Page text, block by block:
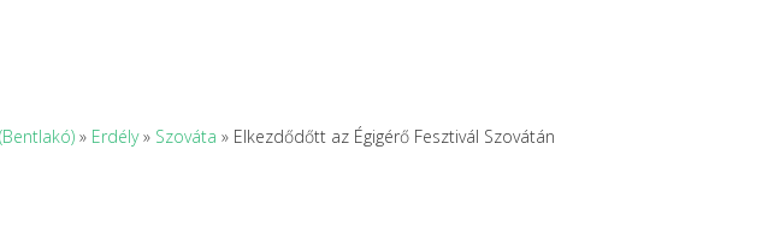
» Erdély» Szováta » Elkezdődőtt az Égigérő Fesztivál Szovátán